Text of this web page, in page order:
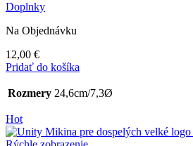
Doplnky
Na Objednávku
12,00 €
Pridať do košíka
Rozmery 24,6cm/7,3Ø
Hot